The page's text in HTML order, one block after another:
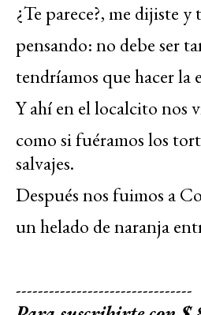
¿Te parece?, me dijiste y
pensando: no debe ser
tendríamos que hacer la
Y ahí en el localcito nos
como si fuéramos los
salvajes.
Después nos fuimos a
un helado de naranja
--------------------------------